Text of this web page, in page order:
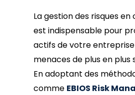
La gestion des risques
est indispensable pour
actifs de votre
menaces de plus en plus
En adoptant des
comme EBIOS Risk